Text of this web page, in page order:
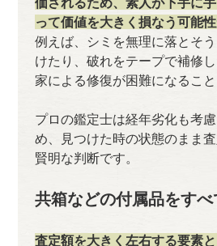
って価値を大きく損なう可能
例えば、シミを無理に落とそ
けたり、破れをテープで補修
家による修復が困難になること
プロの鑑定士は経年劣化も考
め、見つけた時の状態のまま
賢明な判断です。
共箱などの付属品をすべ
査定額を大きく左右する要素